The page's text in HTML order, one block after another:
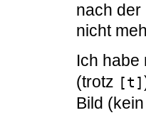
nach der
nicht
Ich habe
(trotz [t]
Bild